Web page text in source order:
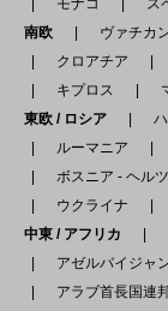
モナコ
ス
南欧
ヴァチカ
クロアチア
キプロス
東欧 / ロシア
ハ
ルーマニア
ボスニア - ヘル
ウクライナ
中東 / アフリカ
アゼルバイジャ
アラブ首長国連